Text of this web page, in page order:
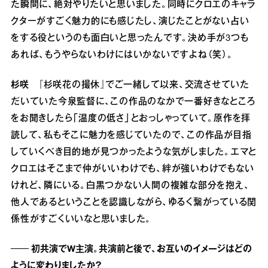
た瞬間に、絶対やりたいと思いました。同時にクロエのキャラ
クターがすごく魅力的にも感じたし、演じたことがない占い
をする役というのも面白いと思ったんです。決め手が3つも
あれば、もうやらないわけにはいかないですよね（笑）。
杉咲 『杉咲花の撮休』でご一緒して以来、交流させていた
だいていた今泉監督に、この作品のなかで一番好きなところ
をお聞きしたら「温度の低さ」とおっしゃっていて。原作を拝
読して、私もそこに魅力を感じていたので、この作品が目指
していくべき目的地が見つかったような気がしました。エマと
クロエはそこまで仲がいいわけでも、絆が強いわけでもない
けれど、隣にいる。白黒つかない人間の複雑な部分を抱え、
他人であるということを認識しながら、ゆるく繋がっている関
係性がすごくいいなと思いました。
── 初共演でW主演。共演前と後で、お互いのイメージはどの
ように変わりましたか？